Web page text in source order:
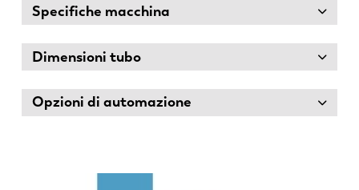
Specifiche macchina
Dimensioni tubo
Opzioni di automazione